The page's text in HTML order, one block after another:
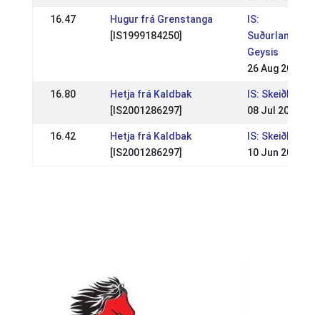
16.47
Hugur frá Grenstanga
[IS1999184250]
IS:
Suðurlandsmót
Geysis
26 Aug 2018
16.80
Hetja frá Kaldbak
[IS2001286297]
IS: Skeiðleikar 3
08 Jul 2009
16.42
Hetja frá Kaldbak
[IS2001286297]
IS: Skeiðleikar 2
10 Jun 2009